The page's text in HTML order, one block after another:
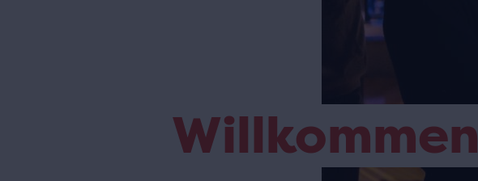
Willkommen